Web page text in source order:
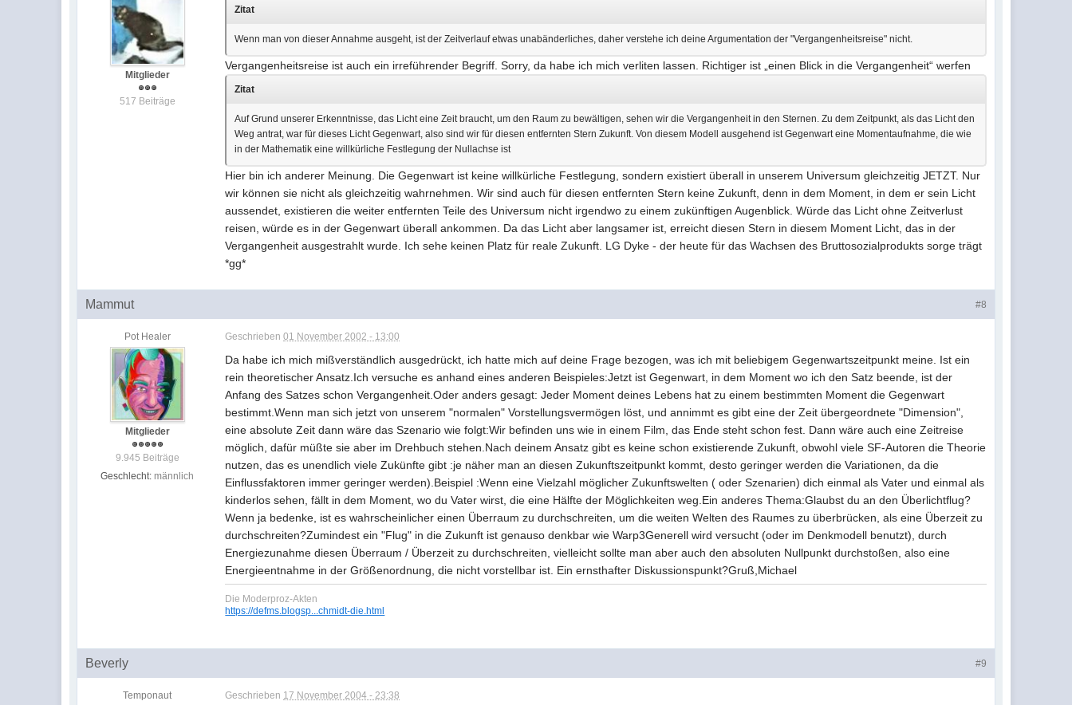
Mitglieder
517 Beiträge
Zitat
Wenn man von dieser Annahme ausgeht, ist der Zeitverlauf etwas unabänderliches, daher verstehe ich deine Argumentation der "Vergangenheitsreise" nicht.
Vergangenheitsreise ist auch ein irreführender Begriff. Sorry, da habe ich mich verliten lassen. Richtiger ist „einen Blick in die Vergangenheit“ werfen
Zitat
Auf Grund unserer Erkenntnisse, das Licht eine Zeit braucht, um den Raum zu bewältigen, sehen wir die Vergangenheit in den Sternen. Zu dem Zeitpunkt, als das Licht den
Weg antrat, war für dieses Licht Gegenwart, also sind wir für diesen entfernten Stern Zukunft. Von diesem Modell ausgehend ist Gegenwart eine Momentaufnahme, die wie
in der Mathematik eine willkürliche Festlegung der Nullachse ist
Hier bin ich anderer Meinung. Die Gegenwart ist keine willkürliche Festlegung, sondern existiert überall in unserem Universum gleichzeitig JETZT. Nur
wir können sie nicht als gleichzeitig wahrnehmen. Wir sind auch für diesen entfernten Stern keine Zukunft, denn in dem Moment, in dem er sein Licht
aussendet, existieren die weiter entfernten Teile des Universum nicht irgendwo zu einem zukünftigen Augenblick. Würde das Licht ohne Zeitverlust
reisen, würde es in der Gegenwart überall ankommen. Da das Licht aber langsamer ist, erreicht diesen Stern in diesem Moment Licht, das in der
Vergangenheit ausgestrahlt wurde. Ich sehe keinen Platz für reale Zukunft. LG Dyke - der heute für das Wachsen des Bruttosozialprodukts sorge trägt
*gg*
#8
Mammut
Pot Healer
Mitglieder
9.945 Beiträge
Geschlecht: männlich
Geschrieben01 November 2002 - 13:00
Da habe ich mich mißverständlich ausgedrückt, ich hatte mich auf deine Frage bezogen, was ich mit beliebigem Gegenwartszeitpunkt meine. Ist ein
rein theoretischer Ansatz.Ich versuche es anhand eines anderen Beispieles:Jetzt ist Gegenwart, in dem Moment wo ich den Satz beende, ist der
Anfang des Satzes schon Vergangenheit.Oder anders gesagt: Jeder Moment deines Lebens hat zu einem bestimmten Moment die Gegenwart
bestimmt.Wenn man sich jetzt von unserem "normalen" Vorstellungsvermögen löst, und annimmt es gibt eine der Zeit übergeordnete "Dimension",
eine absolute Zeit dann wäre das Szenario wie folgt:Wir befinden uns wie in einem Film, das Ende steht schon fest. Dann wäre auch eine Zeitreise
möglich, dafür müßte sie aber im Drehbuch stehen.Nach deinem Ansatz gibt es keine schon existierende Zukunft, obwohl viele SF-Autoren die Theorie
nutzen, das es unendlich viele Zukünfte gibt :je näher man an diesen Zukunftszeitpunkt kommt, desto geringer werden die Variationen, da die
Einflussfaktoren immer geringer werden).Beispiel :Wenn eine Vielzahl möglicher Zukunftswelten ( oder Szenarien) dich einmal als Vater und einmal als
kinderlos sehen, fällt in dem Moment, wo du Vater wirst, die eine Hälfte der Möglichkeiten weg.Ein anderes Thema:Glaubst du an den Überlichtflug?
Wenn ja bedenke, ist es wahrscheinlicher einen Überraum zu durchschreiten, um die weiten Welten des Raumes zu überbrücken, als eine Überzeit zu
durchschreiten?Zumindest ein "Flug" in die Zukunft ist genauso denkbar wie Warp3Generell wird versucht (oder im Denkmodell benutzt), durch
Energiezunahme diesen Überraum / Überzeit zu durchschreiten, vielleicht sollte man aber auch den absoluten Nullpunkt durchstoßen, also eine
Energieentnahme in der Größenordnung, die nicht vorstellbar ist. Ein ernsthafter Diskussionspunkt?Gruß,Michael
Die Moderproz-Akten
https://defms.blogsp...chmidt-die.html
#9
Beverly
Temponaut Geschrieben 17 November 2004 - 23:38